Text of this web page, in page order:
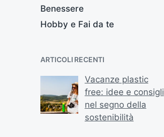
Benessere
Hobby e Fai da te
ARTICOLI RECENTI
Vacanze plastic
free: idee e consigli
nel segno della
sostenibilità